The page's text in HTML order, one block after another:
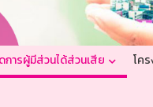
การผู้มีส่วนได้ส่วนเสีย โค